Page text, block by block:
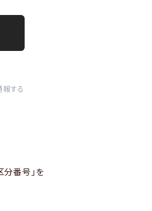
報する
分番号」を